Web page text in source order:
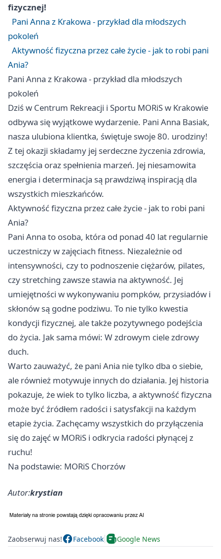
fizycznej!
Pani Anna z Krakowa - przykład dla młodszych
pokoleń
Aktywność fizyczna przez całe życie - jak to robi pani
Ania?
Pani Anna z Krakowa - przykład dla młodszych
pokoleń
Dziś w Centrum Rekreacji i Sportu MORiS w Krakowie
odbywa się wyjątkowe wydarzenie. Pani Anna Basiak,
nasza ulubiona klientka, świętuje swoje 80. urodziny!
Z tej okazji składamy jej serdeczne życzenia zdrowia,
szczęścia oraz spełnienia marzeń. Jej niesamowita
energia i determinacja są prawdziwą inspiracją dla
wszystkich mieszkańców.
Aktywność fizyczna przez całe życie - jak to robi pani
Ania?
Pani Anna to osoba, która od ponad 40 lat regularnie
uczestniczy w zajęciach fitness. Niezależnie od
intensywności, czy to podnoszenie ciężarów, pilates,
czy stretching zawsze stawia na aktywność. Jej
umiejętności w wykonywaniu pompków, przysiadów i
skłonów są godne podziwu. To nie tylko kwestia
kondycji fizycznej, ale także pozytywnego podejścia
do życia. Jak sama mówi: W zdrowym ciele zdrowy
duch.
Warto zauważyć, że pani Ania nie tylko dba o siebie,
ale również motywuje innych do działania. Jej historia
pokazuje, że wiek to tylko liczba, a aktywność fizyczna
może być źródłem radości i satysfakcji na każdym
etapie życia. Zachęcamy wszystkich do przyłączenia
się do zajęć w MORiS i odkrycia radości płynącej z
ruchu!
Na podstawie: MORiS Chorzów
Autor:krystian
Zaobserwuj nas! Facebook Google News